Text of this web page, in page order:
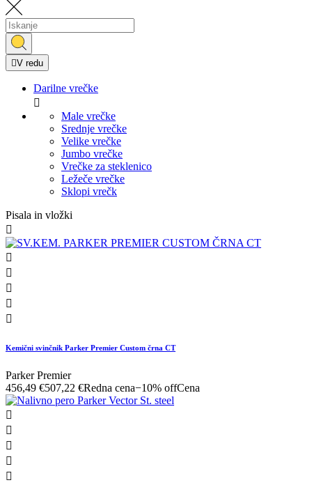
V redu
Darilne vrečke

Male vrečke
Srednje vrečke
Velike vrečke
Jumbo vrečke
Vrečke za steklenico
Ležeče vrečke
Sklopi vrečk
Pisala in vložki






Kemični svinčnik Parker Premier Custom črna CT
Parker Premier
456,49 €507,22 €Redna cena−10% offCena




